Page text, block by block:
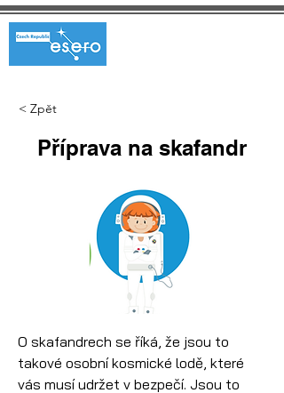
< Zpět
Příprava na skafandr
O skafandrech se říká, že jsou to
takové osobní kosmické lodě, které
vás musí udržet v bezpečí. Jsou to